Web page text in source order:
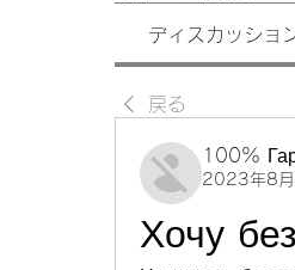
ディスカッショ
戻る
100%
2023年8
Хочу